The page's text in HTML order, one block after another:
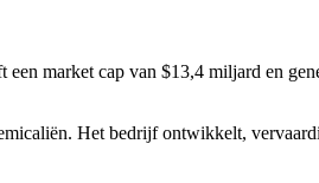
een market cap van $13,4 miljard en
Het bedrijf ontwikkelt,